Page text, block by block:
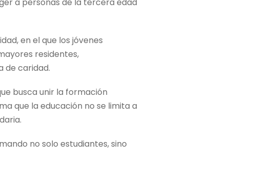
en el que los jóvenes
residentes,
de caridad.
busca unir la formación
que la educación no se limita a
no solo estudiantes, sino